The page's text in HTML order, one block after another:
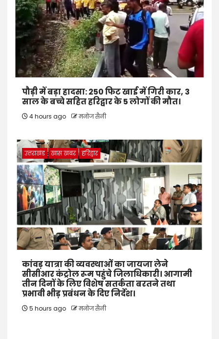
पौड़ी में बड़ा हादसा: 250 फिट खाई में गिरी कार, 3
साल के बच्चे सहित हरिद्वार के 5 लोगों की मौत।
4 hours ago मनोज सैनी
उत्तराखंड खास खबर हरिद्वार
कांवड़ यात्रा की व्यवस्थाओं का जायजा लेने
सीसीआर कंट्रोल रूम पहुंचे जिलाधिकारी। आगामी
तीन दिनों के लिए विशेष सतर्कता बरतने तथा
प्रभावी भीड़ प्रबंधन के दिए निर्देश।
5 hours ago मनोज सैनी